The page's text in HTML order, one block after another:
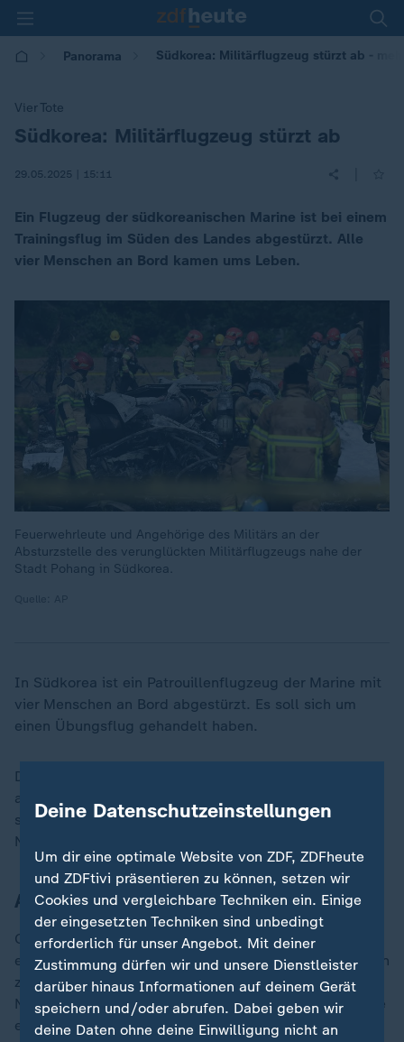
Panorama Südkorea: Militärflugzeug stürzt ab -
Vier Tote
:
Südkorea: Militärflugzeug stürzt ab
29.05.2025 | 15:11
Ein Flugzeug der südkoreanischen Marine ist bei einem
Trainingsflug im Süden des Landes abgestürzt. Alle
vier Menschen an Bord kamen ums Leben.
Feuerwehrleute und Angehörige des Militärs an der
Absturzstelle des verunglückten Militärflugzeugs nahe der
Stadt Pohang in Südkorea.
In Südkorea ist ein Patrouillenflugzeug der Marine mit
vier Menschen an Bord abgestürzt. Es soll sich um
einen Übungsflug gehandelt haben.
Das Unglück ereignete sich am Nachmittag (Ortszeit)
an einem bewaldeten Berghang am Rande der
südlichen Stadt Pohang, wie Südkoreas amtliche
Nachrichtenagentur Yonhap berichtete.
Absturzursache in Südkorea unklar
Ortsansässige berichteten kurz nach dem Absturz von
einer Explosion. Rettungs- und Feuerwehrkräfte wurden
zum Absturzort geschickt. In einem Bericht der
Nachrichtenagentur Yonhap hieß es, dass Einsatzkräfte
einen Brand zu löschen versuchten.
Deine Datenschutzeinstellungen
Um dir eine optimale Website von ZDF, ZDFheute
und ZDFtivi präsentieren zu können, setzen wir
Cookies und vergleichbare Techniken ein. Einige
der eingesetzten Techniken sind unbedingt
erforderlich für unser Angebot. Mit deiner
Zustimmung dürfen wir und unsere Dienstleister
darüber hinaus Informationen auf deinem Gerät
speichern und/oder abrufen. Dabei geben wir
deine Daten ohne deine Einwilligung nicht an